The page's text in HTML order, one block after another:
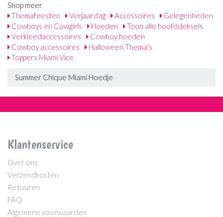
Shop meer
Themafeesten
Verjaardag Accessoires
Gelegenheden
Cowboys en Cowgirls
Hoeden
Toon alle hoofddeksels
Verkleedaccessoires
Cowboy hoeden
Cowboy accessoires
Halloween Thema's
Toppers Miami Vice
Summer Chique Miami Hoedje
Klantenservice
Over ons
Verzendkosten
Retouren
FAQ
Algemene voorwaarden